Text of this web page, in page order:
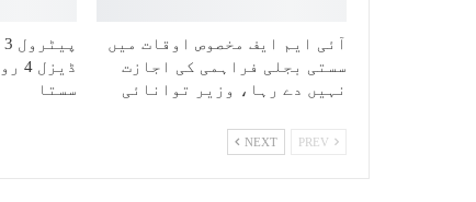
آئی ایم ایف مخصوص اوقات میں
سستی بجلی فراہمی کی اجازت
نہیں دے رہا، وزیر توانائی
سستا
NEXT